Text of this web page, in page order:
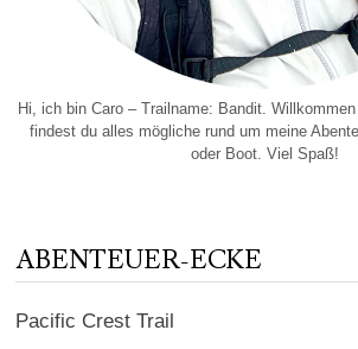
Hi, ich bin Caro – Trailname: Bandit.
findest du alles mögliche rund um meine
oder Boot. Viel Spaß!
ABENTEUER-ECKE
Pacific Crest Trail